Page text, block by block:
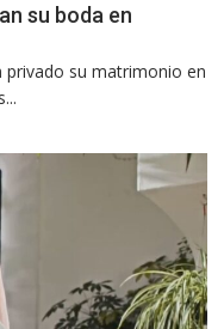
su boda en
privado su matrimonio en